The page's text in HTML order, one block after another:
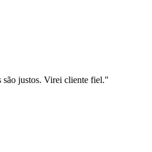
são justos. Virei cliente fiel."